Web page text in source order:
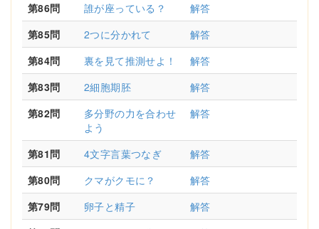
第86問 誰が座っている？
解答
第85問
2つに分かれて
解答
第84問
裏を見て推測せよ！
解答
第83問
2細胞期胚
解答
第82問
多分野の力を合わせ
よう
解答
第81問 4文字言葉つなぎ
解答
第80問
クマがクモに？
解答
第79問
卵子と精子
解答